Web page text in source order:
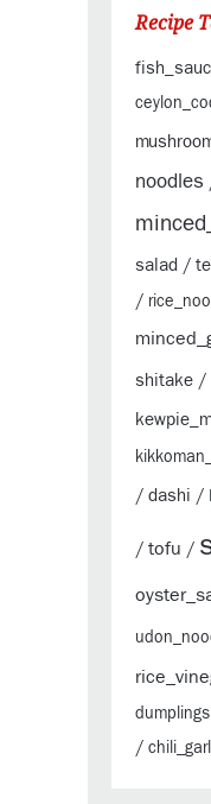
Recipe
noodles
salad /
/
shitake /
/ dashi /
/ tofu /
dumplings
/